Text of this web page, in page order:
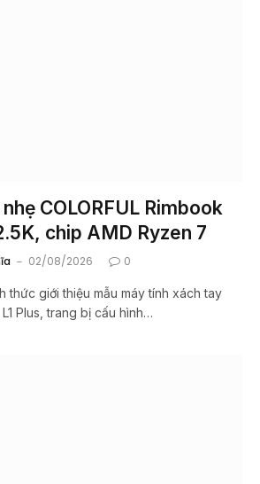
COLORFUL Rimbook
chip AMD Ryzen 7
02/08/2026 0
thức giới thiệu mẫu máy tính xách tay
Plus, trang bị cấu hình…